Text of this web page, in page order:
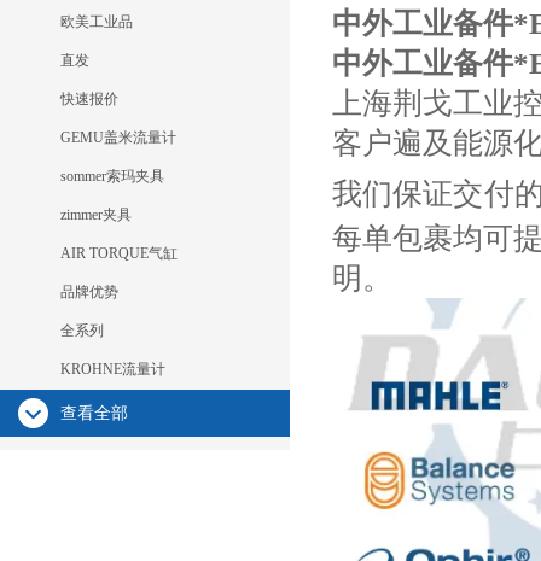
欧美工业品
直发
快速报价
GEMU盖米流量计
sommer索玛夹具
zimmer夹具
AIR TORQUE气缸
品牌优势
全系列
KROHNE流量计
查看全部
中外工业备件
中外工业备件
上海荆戈工业
客户遍及能源
我们保证交付
每单包裹均可
明。